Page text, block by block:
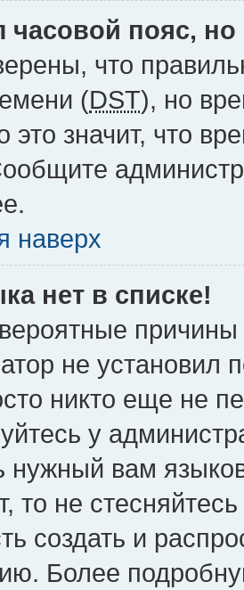
часовой пояс,
что
(DST), но
это значит, что
наверх
нет в списке!
причины
не установил
никто еще не
у
нужный вам
то не
создать и
Более